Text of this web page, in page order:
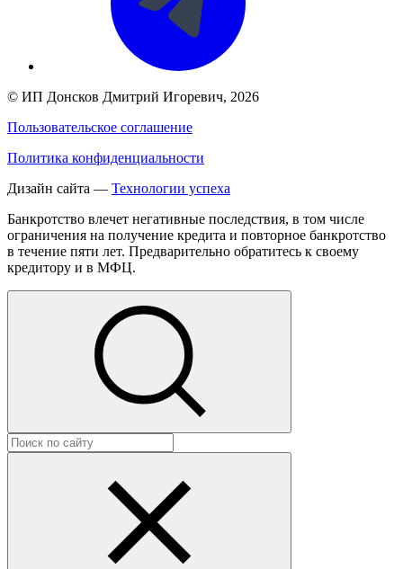
© ИП Донсков Дмитрий Игоревич, 2026
Пользовательское соглашение
Политика конфиденциальности
Дизайн сайта — Технологии успеха
Банкротство влечет негативные последствия, в том числе
ограничения на получение кредита и повторное банкротство
в течение пяти лет. Предварительно обратитесь к своему
кредитору и в МФЦ.